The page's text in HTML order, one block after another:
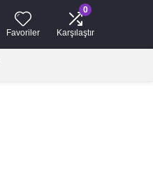
Favoriler
0
Karşılaştır